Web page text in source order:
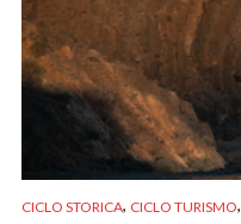
CICLO STORICA, CICLO TURISMO,